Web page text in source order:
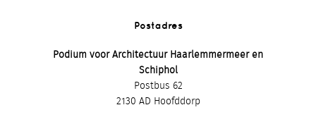
Postadres
Podium voor Architectuur Haarlemmermeer en
Schiphol
Postbus 62
2130 AD Hoofddorp